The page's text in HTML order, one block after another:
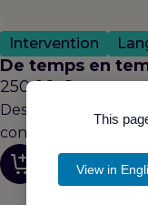
Intervention
De temps en
250,00€
Des énigmes pour
conjugaison
Découvrir
This
View in